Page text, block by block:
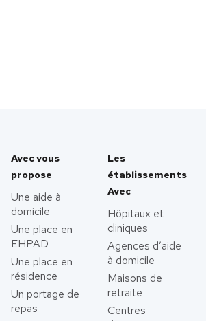
Avec vous
propose
Une aide à
domicile
Une place en
EHPAD
Une place en
résidence
Un portage de
repas
Les
établissements
Avec
Hôpitaux et
cliniques
Agences d’aide
à domicile
Maisons de
retraite
Centres